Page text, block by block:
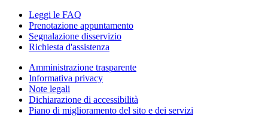
Leggi le FAQ
Prenotazione appuntamento
Segnalazione disservizio
Richiesta d'assistenza
Amministrazione trasparente
Informativa privacy
Note legali
Dichiarazione di accessibilità
Piano di miglioramento del sito e dei servizi